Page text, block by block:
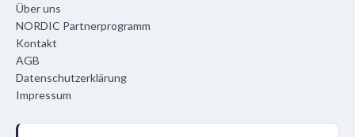
Über uns
NORDIC Partnerprogramm
Kontakt
AGB
Datenschutzerklärung
Impressum